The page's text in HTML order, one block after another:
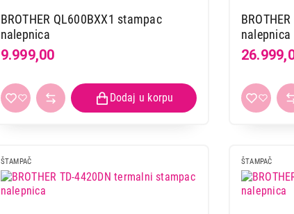
BROTHER QL600BXX1 stampac
nalepnica
9.999,00
nalepnica
ŠTAMPAČ ŠTAMPAČ